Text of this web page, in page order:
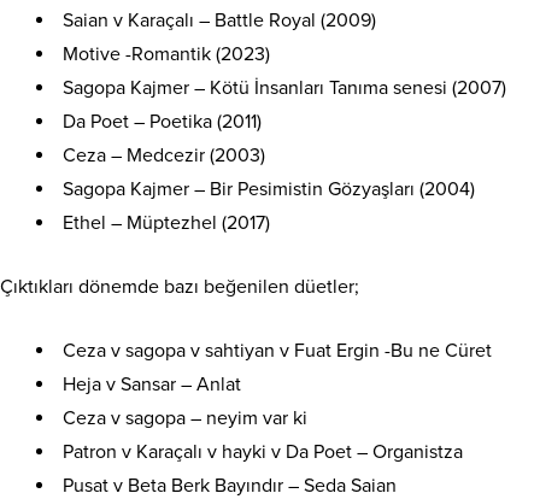
Saian v Karaçalı – Battle Royal (2009)
Motive -Romantik (2023)
Sagopa Kajmer – Kötü İnsanları Tanıma senesi (2007)
Da Poet – Poetika (2011)
Ceza – Medcezir (2003)
Sagopa Kajmer – Bir Pesimistin Gözyaşları (2004)
Ethel – Müptezhel (2017)
Çıktıkları dönemde bazı beğenilen düetler;
Ceza v sagopa v sahtiyan v Fuat Ergin -Bu ne Cüret
Heja v Sansar – Anlat
Ceza v sagopa – neyim var ki
Patron v Karaçalı v hayki v Da Poet – Organistza
Pusat v Beta Berk Bayındır – Seda Saian